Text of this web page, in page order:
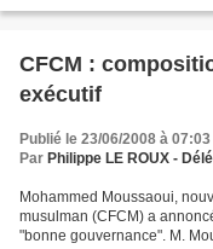
CFCM :
exécutif
Publié le 23/06/2008 à 07:03
Par Philippe LE ROUX -
Mohammed Moussaoui,
musulman (CFCM) a
"bonne gouvernance". M.